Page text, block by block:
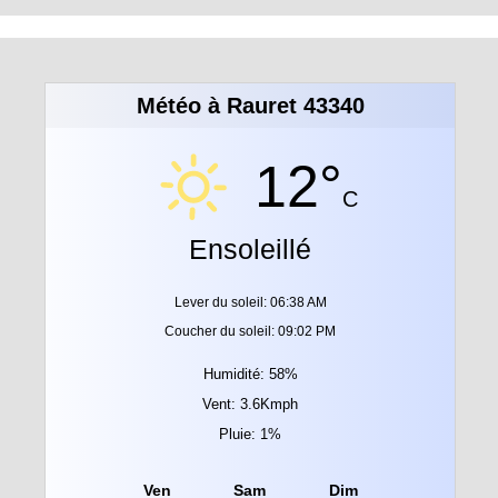
Météo à Rauret 43340
12°C
Ensoleillé
Lever du soleil: 06:38 AM
Coucher du soleil: 09:02 PM
Humidité: 58%
Vent: 3.6Kmph
Pluie: 1%
Ven Sam Dim